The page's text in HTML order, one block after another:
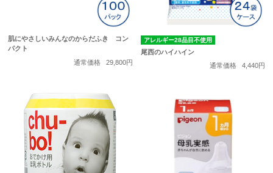
肌にやさしいみんなのからだふき コン
パクト
通常価格
29,800円
アレルギー28品目不使用
尾西のハイハイン
通常価格
4,440円